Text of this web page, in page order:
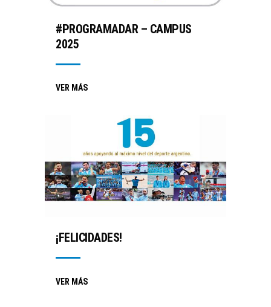
#PROGRAMADAR – CAMPUS
2025
VER MÁS
¡FELICIDADES!
VER MÁS